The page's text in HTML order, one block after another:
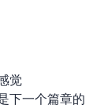
觉
下一个篇章的